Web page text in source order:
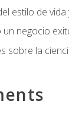
estilo de
un negocio
sobre la